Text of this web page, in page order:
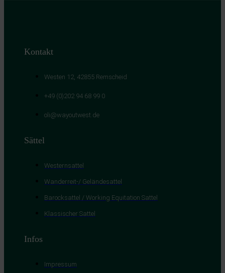
Kontakt
Westen 12, 42855 Remscheid
+49 (0)202 94 68 99 0
oli@wayoutwest.de
Sättel
Westernsattel
Wanderreit-/ Geländesattel
Barocksattel / Working Equitation Sattel
Klassischer Sattel
Infos
Impressum